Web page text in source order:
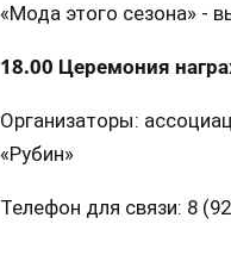
«Мода этого сезона» -
18.00 Церемония
Организаторы:
«Рубин»
Телефон для связи: 8